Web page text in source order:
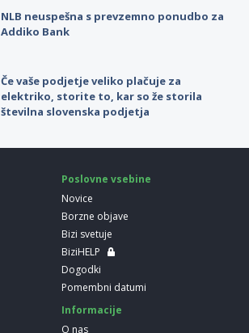
NLB neuspešna s prevzemno ponudbo za
Addiko Bank
Če vaše podjetje veliko plačuje za
elektriko, storite to, kar so že storila
številna slovenska podjetja
Poslovne vsebine
Novice
Borzne objave
Bizi svetuje
BiziHELP
Dogodki
Pomembni datumi
Informacije
O nas